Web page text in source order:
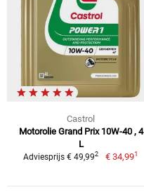
Castrol
Motorolie Grand Prix 10W-40 , 4
L
Adviesprijs € 49,992 € 34,991